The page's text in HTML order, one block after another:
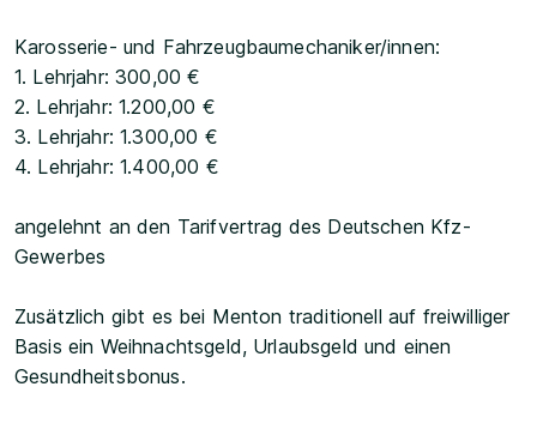
Karosserie- und Fahrzeugbaumechaniker/innen:
1. Lehrjahr: 300,00 €
2. Lehrjahr: 1.200,00 €
3. Lehrjahr: 1.300,00 €
4. Lehrjahr: 1.400,00 €
angelehnt an den Tarifvertrag des Deutschen Kfz-
Gewerbes
Zusätzlich gibt es bei Menton traditionell auf freiwilliger
Basis ein Weihnachtsgeld, Urlaubsgeld und einen
Gesundheitsbonus.